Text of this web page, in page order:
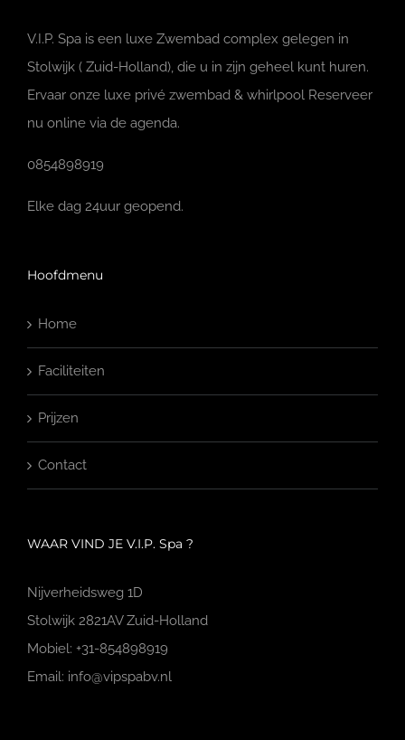
V.I.P. Spa is een luxe Zwembad complex gelegen in
Stolwijk ( Zuid-Holland), die u in zijn geheel kunt huren.
Ervaar onze luxe privé zwembad & whirlpool Reserveer
nu online via de agenda.
0854898919
Elke dag 24uur geopend.
Hoofdmenu
Home
Faciliteiten
Prijzen
Contact
WAAR VIND JE V.I.P. Spa ?
Nijverheidsweg 1D
Stolwijk 2821AV Zuid-Holland
Mobiel: +31-854898919
Email: info@vipspabv.nl